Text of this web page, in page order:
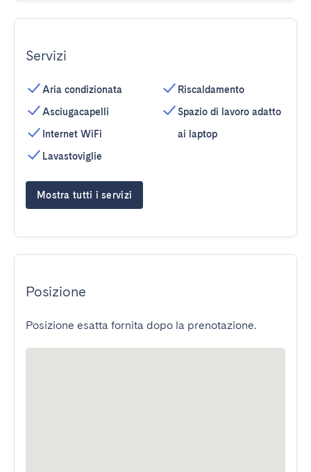
Servizi
Aria condizionata
Asciugacapelli
Internet WiFi
Lavastoviglie
Riscaldamento
Spazio di lavoro adatto
ai laptop
Mostra tutti i servizi
Posizione
Posizione esatta fornita dopo la prenotazione.